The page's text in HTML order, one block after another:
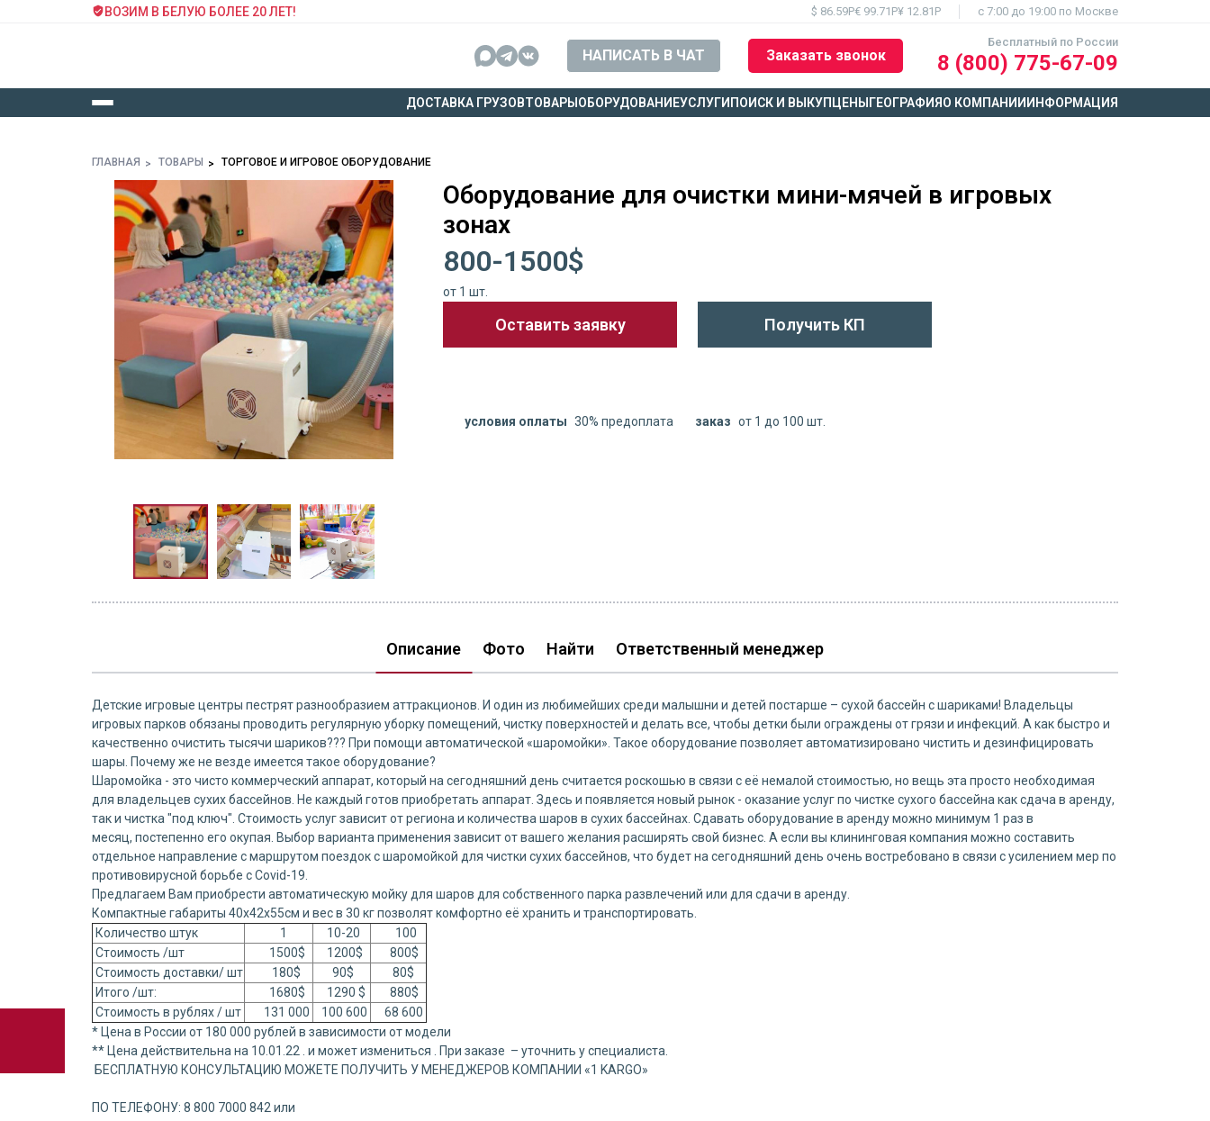
ВОЗИМ В БЕЛУЮ БОЛЕЕ 20 ЛЕТ! $ 86.59Р€ 99.71Р¥ 12.81Р c 7:00 до 19:00 по Москве
НАПИСАТЬ В ЧАТ Заказать звонок
Бесплатный по России
8 (800) 775-67-09
ДОСТАВКА ГРУЗОВТОВАРЫ ОБОРУДОВАНИЕУСЛУГИ ПОИСК И ВЫКУП ЦЕНЫ ГЕОГРАФИЯО КОМПАНИИ ИНФОРМАЦИЯ
ГЛАВНАЯ ТОВАРЫ ТОРГОВОЕ И ИГРОВОЕ ОБОРУДОВАНИЕ
Оборудование для очистки мини-мячей в игровых
зонах
800-1500$
от 1 шт.
Оставить заявку Получить КП
условия оплаты 30% предоплата заказ от 1 до 100 шт.
Описание Фото Найти Ответственный менеджер
Детские игровые центры пестрят разнообразием аттракционов. И один из любимейших среди малышни и детей постарше – сухой бассейн с шариками! Владельцы
игровых парков обязаны проводить регулярную уборку помещений, чистку поверхностей и делать все, чтобы детки были ограждены от грязи и инфекций. А как быстро и
качественно очистить тысячи шариков??? При помощи автоматической «шаромойки». Такое оборудование позволяет автоматизировано чистить и дезинфицировать
шары. Почему же не везде имеется такое оборудование?
Шаромойка - это чисто коммерческий аппарат, который на сегодняшний день считается роскошью в связи с её немалой стоимостью, но вещь эта просто необходимая
для владельцев сухих бассейнов. Не каждый готов приобретать аппарат. Здесь и появляется новый рынок - оказание услуг по чистке сухого бассейна как сдача в аренду,
так и чистка "под ключ". Стоимость услуг зависит от региона и количества шаров в сухих бассейнах. Сдавать оборудование в аренду можно минимум 1 раз в
месяц, постепенно его окупая. Выбор варианта применения зависит от вашего желания расширять свой бизнес. А если вы клининговая компания можно составить
отдельное направление с маршрутом поездок с шаромойкой для чистки сухих бассейнов, что будет на сегодняшний день очень востребовано в связи с усилением мер по
противовирусной борьбе с Covid-19.
Предлагаем Вам приобрести автоматическую мойку для шаров для собственного парка развлечений или для сдачи в аренду.
Компактные габариты 40х42х55см и вес в 30 кг позволят комфортно её хранить и транспортировать.
Количество штук
1 10-20
100
Стоимость /шт
1500$ 1200$
800$
Стоимость доставки/ шт
180$ 90$
80$
Итого /шт:
1680$ 1290 $
880$
Стоимость в рублях / шт
131 000 100 600
68 600
* Цена в России от 180 000 рублей в зависимости от модели
** Цена действительна на 10.01.22 . и может измениться . При заказе – уточнить у специалиста.
БЕСПЛАТНУЮ КОНСУЛЬТАЦИЮ МОЖЕТЕ ПОЛУЧИТЬ У МЕНЕДЖЕРОВ КОМПАНИИ «1 KARGO»⠀
ПО ТЕЛЕФОНУ: 8 800 7000 842 или⠀